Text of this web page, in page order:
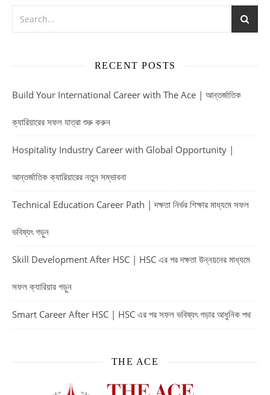
RECENT POSTS
Build Your International Career with The Ace | আন্তর্জাতিক
ক্যারিয়ারের সফল যাত্রা শুরু করুন
Hospitality Industry Career with Global Opportunity |
আন্তর্জাতিক ক্যারিয়ারের নতুন সম্ভাবনা
Technical Education Career Path | দক্ষতা নির্ভর শিক্ষার মাধ্যমে সফল
ভবিষ্যৎ গড়ুন
Skill Development After HSC | HSC এর পর দক্ষতা উন্নয়নের মাধ্যমে
সফল ক্যারিয়ার গড়ুন
Smart Career After HSC | HSC এর পর সফল ভবিষ্যৎ গড়ার আধুনিক পথ
THE ACE